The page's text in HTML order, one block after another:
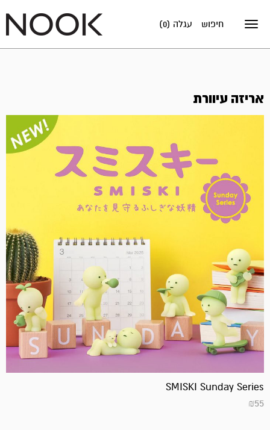
Toggle
עגלה (0) חיפוש
אריזה עיוורת
SMISKI Sunday Series
₪55